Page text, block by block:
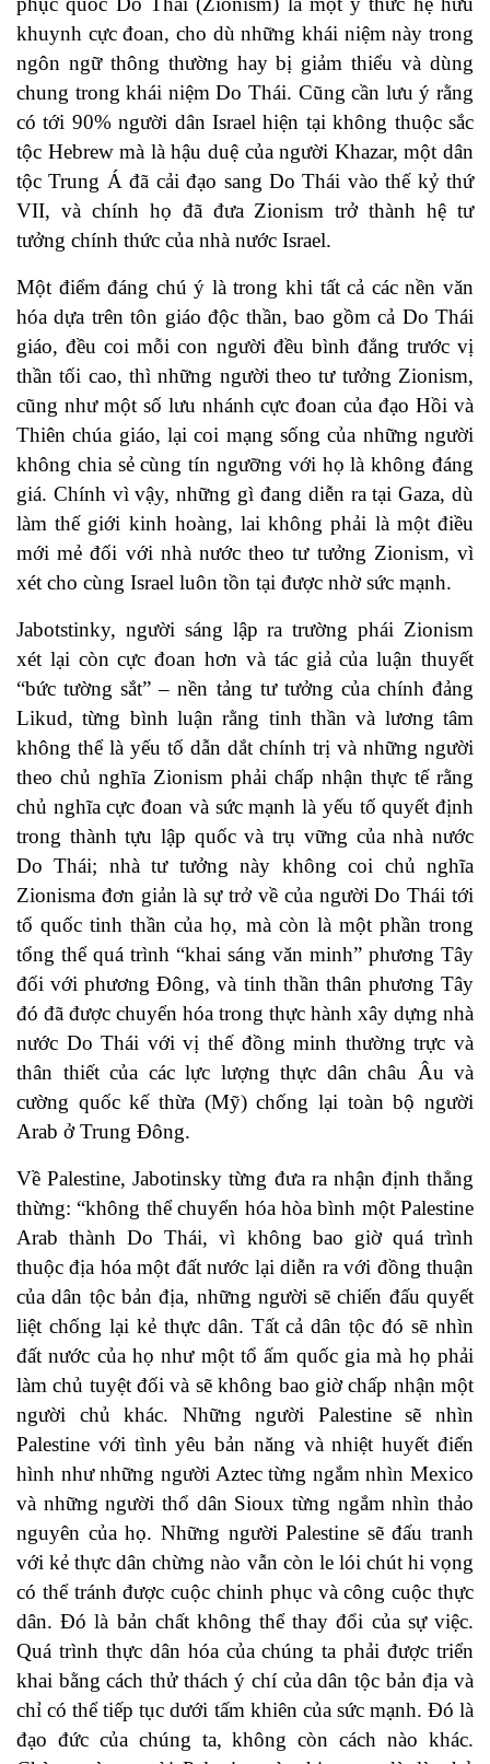
khuynh cực đoan, cho dù những khái niệm này trong
ngôn ngữ thông thường hay bị giảm thiểu và dùng
chung trong khái niệm Do Thái. Cũng cần lưu ý rằng
có tới 90% người dân Israel hiện tại không thuộc sắc
tộc Hebrew mà là hậu duệ của người Khazar, một dân
tộc Trung Á đã cải đạo sang Do Thái vào thế kỷ thứ
VII, và chính họ đã đưa Zionism trở thành hệ tư
tưởng chính thức của nhà nước Israel.
Một điểm đáng chú ý là trong khi tất cả các nền văn
hóa dựa trên tôn giáo độc thần, bao gồm cả Do Thái
giáo, đều coi mỗi con người đều bình đẳng trước vị
thần tối cao, thì những người theo tư tưởng Zionism,
cũng như một số lưu nhánh cực đoan của đạo Hồi và
Thiên chúa giáo, lại coi mạng sống của những người
không chia sẻ cùng tín ngưỡng với họ là không đáng
giá. Chính vì vậy, những gì đang diễn ra tại Gaza, dù
làm thế giới kinh hoàng, lai không phải là một điều
mới mẻ đối với nhà nước theo tư tưởng Zionism, vì
xét cho cùng Israel luôn tồn tại được nhờ sức mạnh.
Jabotstinky, người sáng lập ra trường phái Zionism
xét lại còn cực đoan hơn và tác giả của luận thuyết
“bức tường sắt” – nền tảng tư tưởng của chính đảng
Likud, từng bình luận rằng tinh thần và lương tâm
không thể là yếu tố dẫn dắt chính trị và những người
theo chủ nghĩa Zionism phải chấp nhận thực tế rằng
chủ nghĩa cực đoan và sức mạnh là yếu tố quyết định
trong thành tựu lập quốc và trụ vững của nhà nước
Do Thái; nhà tư tưởng này không coi chủ nghĩa
Zionisma đơn giản là sự trở về của người Do Thái tới
tổ quốc tinh thần của họ, mà còn là một phần trong
tổng thể quá trình “khai sáng văn minh” phương Tây
đối với phương Đông, và tinh thần thân phương Tây
đó đã được chuyển hóa trong thực hành xây dựng nhà
nước Do Thái với vị thế đồng minh thường trực và
thân thiết của các lực lượng thực dân châu Âu và
cường quốc kế thừa (Mỹ) chống lại toàn bộ người
Arab ở Trung Đông.
Về Palestine, Jabotinsky từng đưa ra nhận định thẳng
thừng: “không thể chuyển hóa hòa bình một Palestine
Arab thành Do Thái, vì không bao giờ quá trình
thuộc địa hóa một đất nước lại diễn ra với đồng thuận
của dân tộc bản địa, những người sẽ chiến đấu quyết
liệt chống lại kẻ thực dân. Tất cả dân tộc đó sẽ nhìn
đất nước của họ như một tổ ấm quốc gia mà họ phải
làm chủ tuyệt đối và sẽ không bao giờ chấp nhận một
người chủ khác. Những người Palestine sẽ nhìn
Palestine với tình yêu bản năng và nhiệt huyết điển
hình như những người Aztec từng ngắm nhìn Mexico
và những người thổ dân Sioux từng ngắm nhìn thảo
nguyên của họ. Những người Palestine sẽ đấu tranh
với kẻ thực dân chừng nào vẫn còn le lói chút hi vọng
có thể tránh được cuộc chinh phục và công cuộc thực
dân. Đó là bản chất không thể thay đổi của sự việc.
Quá trình thực dân hóa của chúng ta phải được triển
khai bằng cách thử thách ý chí của dân tộc bản địa và
chỉ có thể tiếp tục dưới tấm khiên của sức mạnh. Đó là
đạo đức của chúng ta, không còn cách nào khác.